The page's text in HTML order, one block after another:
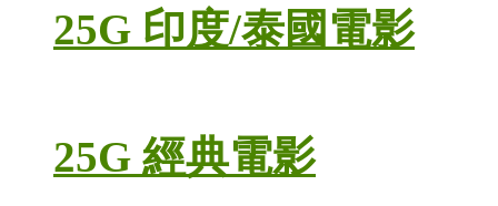
25G 印度/泰國電影
25G 經典電影